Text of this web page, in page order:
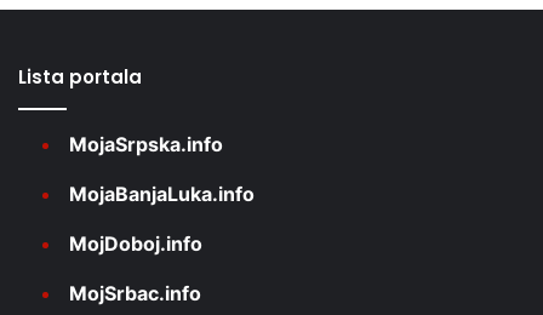
Lista portala
MojaSrpska.info
MojaBanjaLuka.info
MojDoboj.info
MojSrbac.info